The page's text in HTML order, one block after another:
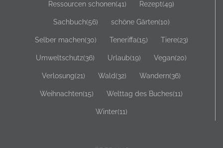
Ressourcen schonen(41) Rezept(49)
Sachbuch(56) schöne Gärten(10)
Selber machen(30) Teneriffa(15) Tiere(23)
Umweltschutz(36) Urlaub(19) Vegan(20)
Verlosung(21) Wald(32) Wandern(36)
Weihnachten(15) Welttag des Buches(11)
Winter(11)